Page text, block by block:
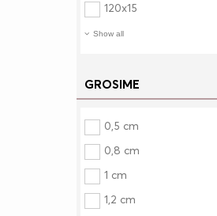
120x15
Show all
GROSIME
0,5 cm
0,8 cm
1 cm
1,2 cm